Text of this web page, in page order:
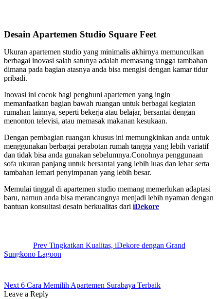
Desain Apartemen Studio Square Feet
Ukuran apartemen studio yang minimalis akhirnya memunculkan
berbagai inovasi salah satunya adalah memasang tangga tambahan
dimana pada bagian atasnya anda bisa mengisi dengan kamar tidur
pribadi.
Inovasi ini cocok bagi penghuni apartemen yang ingin
memanfaatkan bagian bawah ruangan untuk berbagai kegiatan
rumahan lainnya, seperti bekerja atau belajar, bersantai dengan
menonton televisi, atau memasak makanan kesukaan.
Dengan pembagian ruangan khusus ini memungkinkan anda untuk
menggunakan berbagai perabotan rumah tangga yang lebih variatif
dan tidak bisa anda gunakan sebelumnya.Conohnya penggunaan
sofa ukuran panjang untuk bersantai yang lebih luas dan lebar serta
tambahan lemari penyimpanan yang lebih besar.
Memulai tinggal di apartemen studio memang memerlukan adaptasi
baru, namun anda bisa merancangnya menjadi lebih nyaman dengan
bantuan konsultasi desain berkualitas dari iDekore
Prev Tingkatkan Kualitas, iDekore dengan Grand
Sungkono Lagoon
Next 6 Cara Memilih Apartemen Surabaya Terbaik
Leave a Reply